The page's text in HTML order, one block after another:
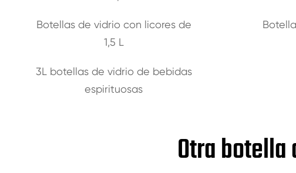
Botellas de vidrio con licores de
1,5 L
3L botellas de vidrio de bebidas
espirituosas
Otra botella